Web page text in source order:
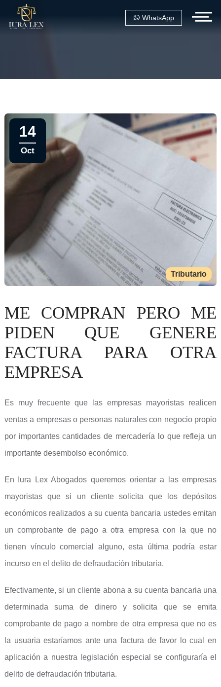
WhatsApp
Tributario
14
Oct
ME COMPRAN PERO ME
PIDEN QUE GENERE
FACTURA PARA OTRA
EMPRESA
Es muy frecuente que las empresas mayoristas realicen
ventas a empresas o personas naturales con negocio propio
por importantes cantidades de mercadería lo que refleja un
importante desembolso económico.
En Iura Lex Abogados queremos orientar a las empresas
mayoristas que si un cliente solicita que los depósitos
económicos realizados a su cuenta bancaria ustedes emitan
un comprobante de pago a otra empresa con la que no
tienen vínculo comercial alguno, esta última podría estar
incurso en el delito de defraudación tributaria.
Efectivamente, si un cliente abona a su cuenta bancaria una
determinada suma de dinero y solicita que se emita
comprobante de pago a nombre de otra empresa que no es
la usuaria estaríamos ante una factura de favor lo cual en
aplicación a nuestra legislación especial se configuraría el
delito de defraudación tributaria.